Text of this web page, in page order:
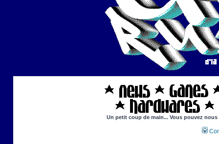
Un petit coup de main... Vous pouvez